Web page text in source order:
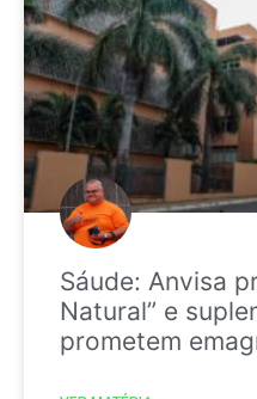
Sáude: Anvisa
Natural” e
prometem